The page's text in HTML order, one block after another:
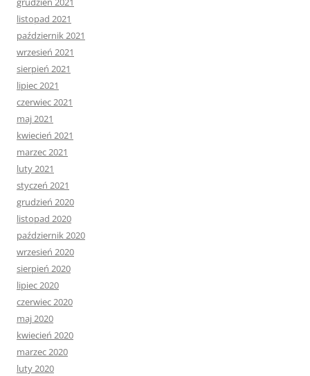
listopad 2021
październik 2021
wrzesień 2021
sierpień 2021
lipiec 2021
czerwiec 2021
maj 2021
kwiecień 2021
marzec 2021
luty 2021
styczeń 2021
grudzień 2020
listopad 2020
październik 2020
wrzesień 2020
sierpień 2020
lipiec 2020
czerwiec 2020
maj 2020
kwiecień 2020
marzec 2020
luty 2020